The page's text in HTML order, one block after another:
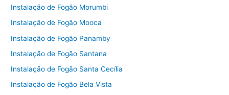
Instalação de Fogão Morumbi
Instalação de Fogão Mooca
Instalação de Fogão Panamby
Instalação de Fogão Santana
Instalação de Fogão Santa Cecília
Instalação de Fogão Bela Vista